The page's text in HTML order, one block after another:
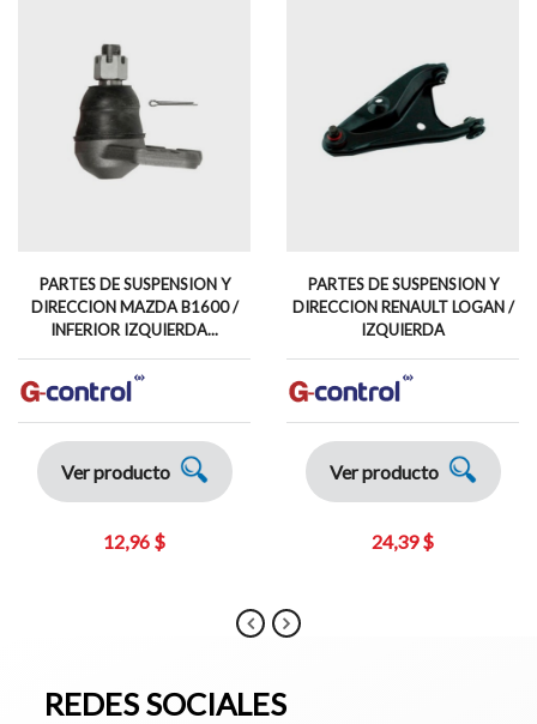
PARTES DE SUSPENSION Y
DIRECCION MAZDA B1600 /
INFERIOR IZQUIERDA...
Ver producto
12,96 $
PARTES DE SUSPENSION Y
DIRECCION RENAULT LOGAN /
IZQUIERDA
Ver producto
24,39 $
REDES SOCIALES